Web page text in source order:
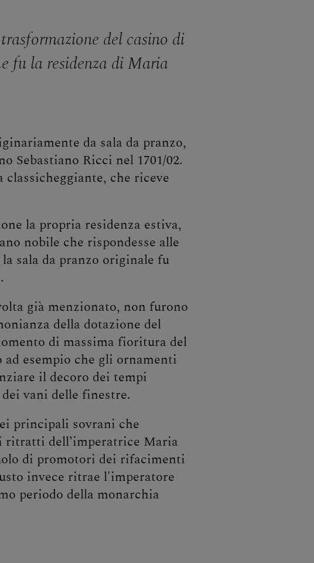
del casino di
fu la residenza di Maria
da sala da pranzo,
Sebastiano Ricci nel 1701/02.
classicheggiante, che riceve
la propria residenza estiva,
nobile che rispondesse alle
sala da pranzo originale fu
già menzionato, non furono
della dotazione del
di massima fioritura del
esempio che gli ornamenti
il decoro dei tempi
vani delle finestre.
principali sovrani che
ritratti dell’imperatrice Maria
di promotori dei rifacimenti
invece ritrae l'imperatore
periodo della monarchia